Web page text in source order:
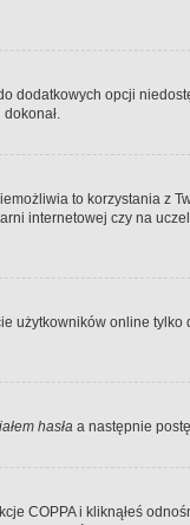
dodatkowych opcji
to korzystania z
internetowej czy na
użytkowników online
hasła a następnie
COPPA i kliknąłeś